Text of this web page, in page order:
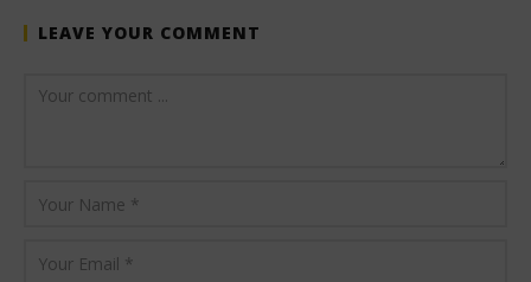
LEAVE YOUR COMMENT